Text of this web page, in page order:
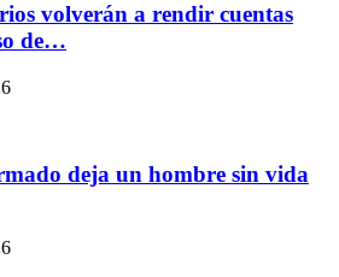
volverán a rendir cuentas
de…
deja un hombre sin vida